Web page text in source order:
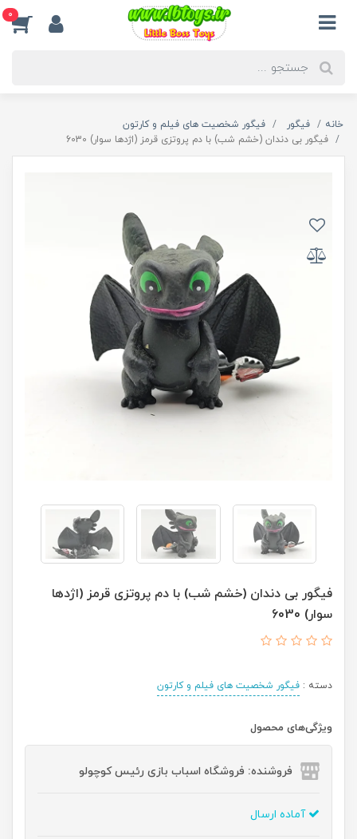
0
خانه فیگور
فیگور شخصیت های فیلم و کارتون
فیگور بی دندان (خشم شب) با دم پروتزی قرمز (اژدها سوار) 6030
فیگور بی دندان (خشم شب) با دم پروتزی قرمز (اژدها
سوار) 6030
دسته : فیگور شخصیت های فیلم و کارتون
ویژگی‌های محصول
فروشنده: فروشگاه اسباب بازی رئیس کوچولو
آماده ارسال